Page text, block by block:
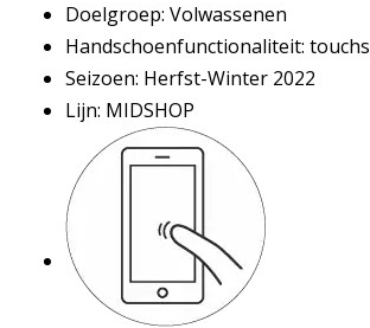
Doelgroep: Volwassenen
Handschoenfunctionaliteit:
Seizoen: Herfst-Winter 2022
Lijn: MIDSHOP